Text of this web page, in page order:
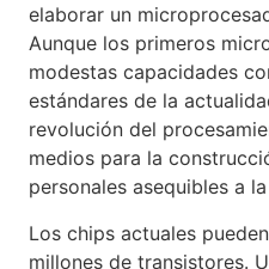
elaborar un
Aunque los primeros
modestas capacidades
estándares de la
revolución del
medios para la
personales asequibles a
Los chips actuales
millones de transistores.